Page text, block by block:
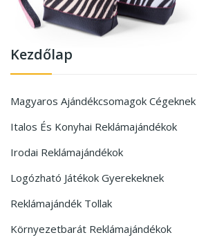
Kezdőlap
Magyaros Ajándékcsomagok Cégeknek
Italos És Konyhai Reklámajándékok
Irodai Reklámajándékok
Logózható Játékok Gyerekeknek
Reklámajándék Tollak
Környezetbarát Reklámajándékok